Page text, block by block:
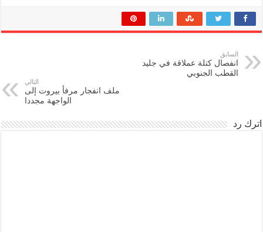
السابق
انفصال كتلة عملاقة في جليد
القطب الجنوبي
التالي
ملف انفجار مرفأ بيروت إلى
الواجهة مجددا
اترك رد